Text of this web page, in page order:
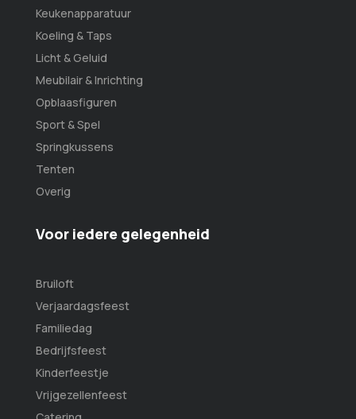
Keukenapparatuur
Koeling & Taps
Licht & Geluid
Meubilair & Inrichting
Opblaasfiguren
Sport & Spel
Springkussens
Tenten
Overig
Voor iedere gelegenheid
Bruiloft
Verjaardagsfeest
Familiedag
Bedrijfsfeest
Kinderfeestje
Vrijgezellenfeest